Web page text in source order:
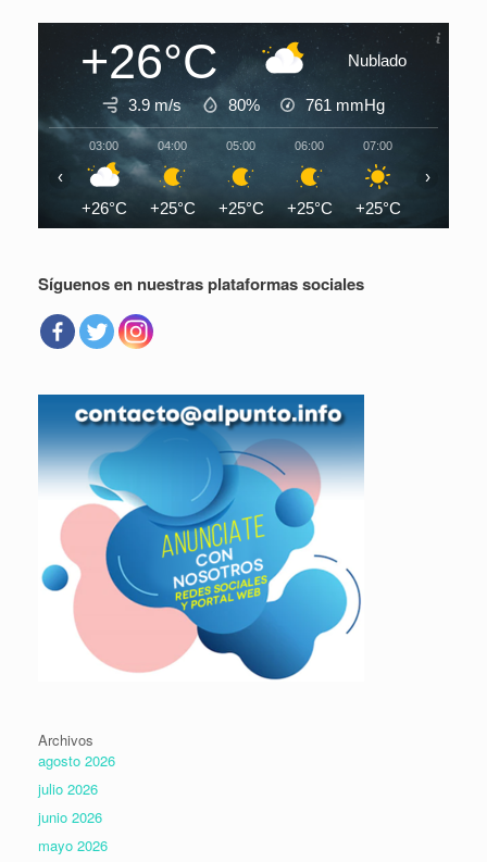
+26°C Nublado
3.9 m/s 80% 761 mmHg
03:00
+26°C
04:00
+25°C
05:00
+25°C
06:00
+25°C
07:00
+25°C
‹ ›
Síguenos en nuestras plataformas sociales
Archivos
agosto 2026
julio 2026
junio 2026
mayo 2026